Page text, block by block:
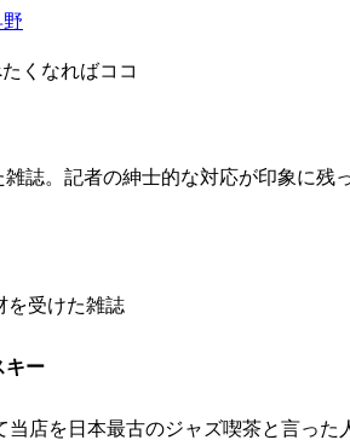
くなればココ
雑誌。記者の紳士的な対応が印象に残
を受けた雑誌
キー
当店を日本最古のジャズ喫茶と言った